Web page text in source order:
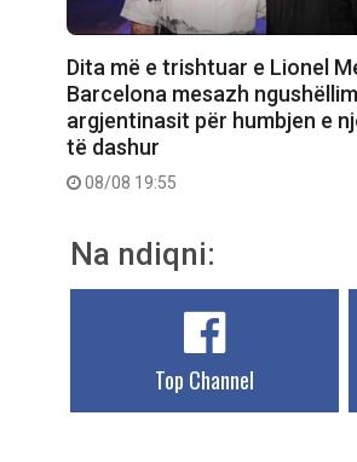
Dita më e trishtuar e Lionel
Barcelona mesazh
argjentinasit për humbjen e
të dashur
08/08 19:55
Na ndiqni:
Top Channel